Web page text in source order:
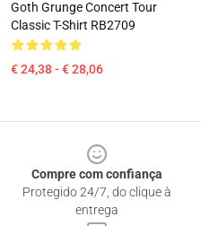
Goth Grunge Concert Tour
Classic T-Shirt RB2709
€ 24,38 - € 28,06
Compre com confiança
Protegido 24/7, do clique à
entrega